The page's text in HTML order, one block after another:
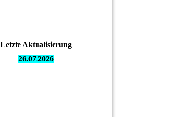
Letzte Aktualisierung
26.07.2026